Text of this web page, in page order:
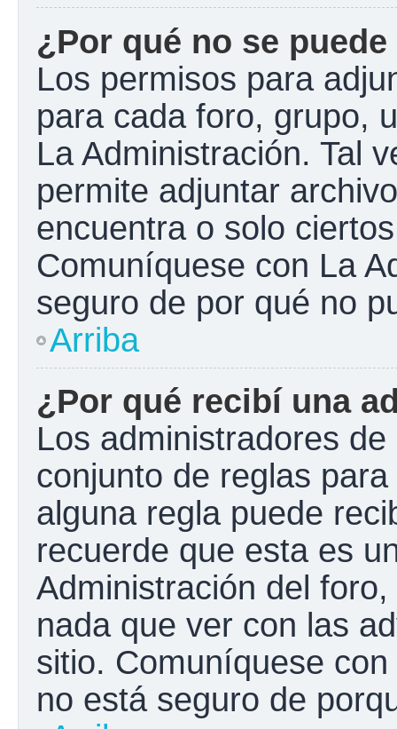
¿Por qué no se
Los permisos para
para cada foro, grupo,
La Administración. Tal
permite adjuntar
encuentra o solo
Comuníquese con La
seguro de por qué no
Arriba
¿Por qué recibí una
Los administradores
conjunto de reglas
alguna regla puede
recuerde que esta es
Administración del
nada que ver con las
sitio. Comuníquese
no está seguro de